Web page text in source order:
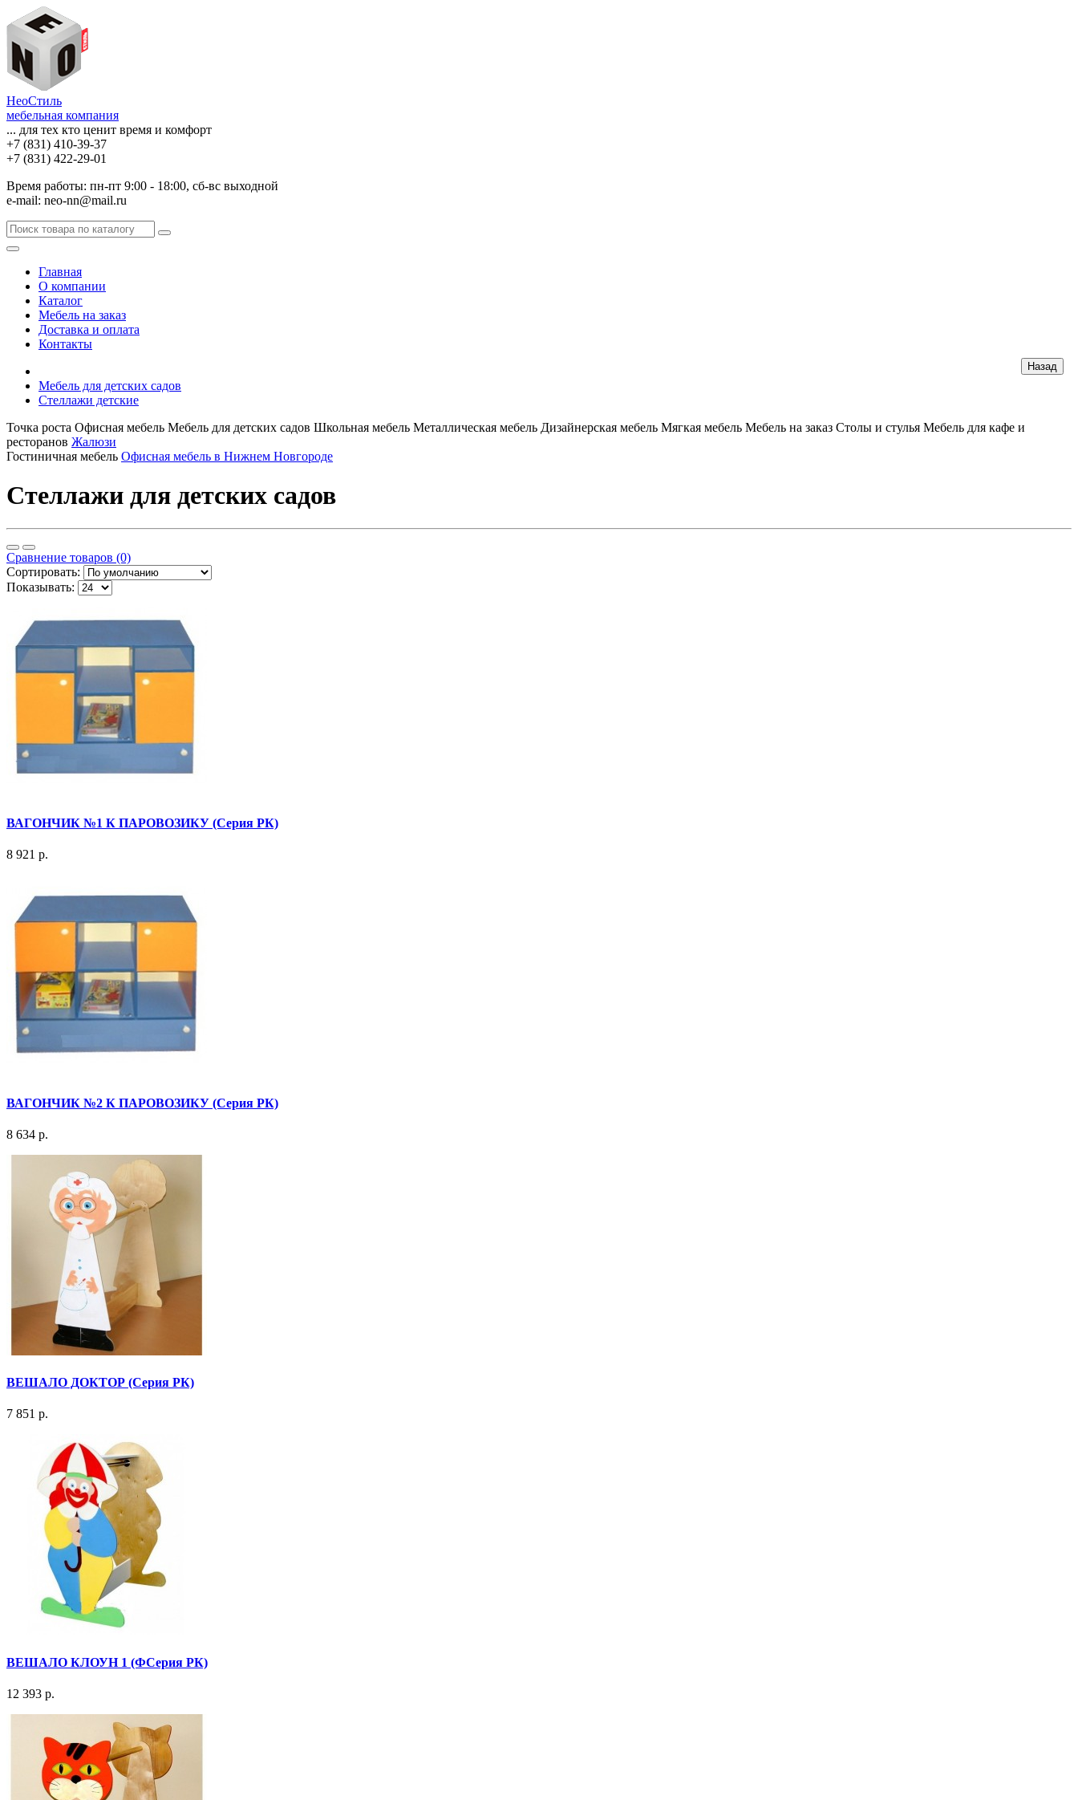
НеоСтиль
мебельная компания
... для тех кто ценит время и комфорт
+7 (831) 410-39-37
+7 (831) 422-29-01
Время работы: пн-пт 9:00 - 18:00, сб-вс выходной
e-mail: neo-nn@mail.ru
Главная
О компании
Каталог
Мебель на заказ
Доставка и оплата
Контакты
Мебель для детских садов
Стеллажи детские
Точка роста Офисная мебель Мебель для детских садов Школьная мебель Металлическая мебель Дизайнерская мебель Мягкая мебель Мебель на заказ Столы и стулья Мебель для кафе и
ресторанов Жалюзи
Гостиничная мебель Офисная мебель в Нижнем Новгороде
Стеллажи для детских садов
Сравнение товаров (0)
Сортировать:
Показывать:
ВАГОНЧИК №1 К ПАРОВОЗИКУ (Серия РК)
8 921 р.
ВАГОНЧИК №2 К ПАРОВОЗИКУ (Серия РК)
8 634 р.
ВЕШАЛО ДОКТОР (Серия РК)
7 851 р.
ВЕШАЛО КЛОУН 1 (ФСерия РК)
12 393 р.